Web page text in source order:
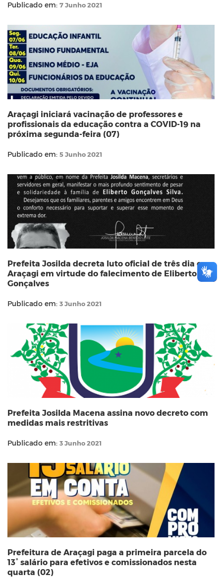
Publicado em: 7 Junho 2021
Araçagi iniciará vacinação de professores e
profissionais da educação contra a COVID-19 na
próxima segunda-feira (07)
Publicado em: 5 Junho 2021
Prefeita Josilda decreta luto oficial de três dia em
Araçagi em virtude do falecimento de Eliberto
Gonçalves
Publicado em: 3 Junho 2021
Prefeita Josilda Macena assina novo decreto com
medidas mais restritivas
Publicado em: 3 Junho 2021
Prefeitura de Araçagi paga a primeira parcela do
13° salário para efetivos e comissionados nesta
quarta (02)